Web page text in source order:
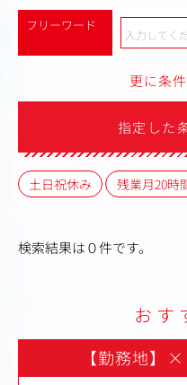
フリーワード
更に条
指定した
土日祝休み 残業月20時
検索結果は０件です。
おす
【勤務地】 ×